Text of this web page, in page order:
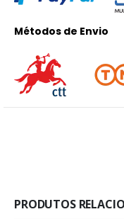
Métodos de Envio
PRODUTOS